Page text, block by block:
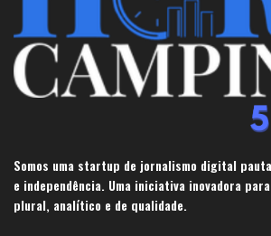
Somos uma startup de jornalismo digital
e independência. Uma iniciativa inovadora
plural, analítico e de qualidade.